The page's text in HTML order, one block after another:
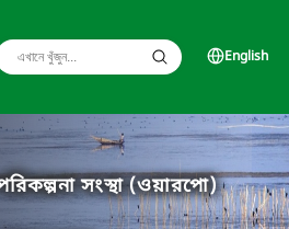
English
সংস্থা (ওয়ারপো)